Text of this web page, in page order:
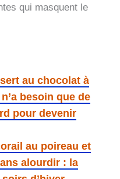
qui masquent le
au chocolat à
besoin que de
pour devenir
au poireau et
alourdir : la